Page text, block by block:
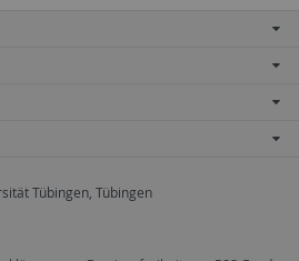
Tübingen, Tübingen